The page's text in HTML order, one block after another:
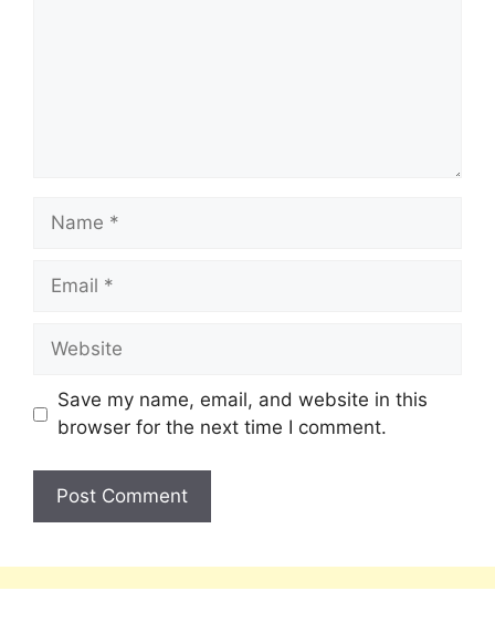
Save my name, email, and website in this
browser for the next time I comment.